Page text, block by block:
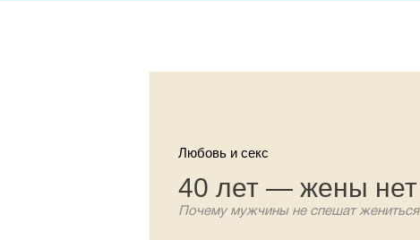
Любовь и секс
40 лет — жены нет
Почему мужчины не спешат жениться